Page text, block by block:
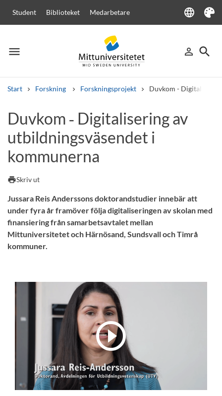
Student Biblioteket Medarbetare language
Language
Tema
menu
Meny person_outline
Logga in
search
Sök
Start Forskning Forskningsprojekt Duvkom -
Andra söktjänster
Kurser och program Kursplaner Välkomstbrev
Duvkom ‑ Digitalisering av
utbildningsväsendet i
kommunerna
printSkriv ut
Jussara Reis Anderssons doktorandstudier innebär att
under fyra år framöver följa digitaliseringen av skolan med
finansiering från samarbetsavtalet mellan
Mittuniversitetet och Härnösand, Sundsvall och Timrå
kommuner.